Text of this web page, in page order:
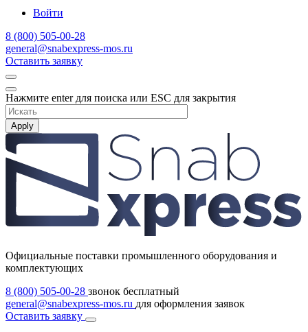
Войти
8 (800) 505-00-28
general@snabexpress-mos.ru
Оставить заявку
Нажмите enter для поиска или ESC для закрытия
Apply
Официальные поставки промышленного оборудования и
комплектующих
8 (800) 505-00-28 звонок бесплатный
general@snabexpress-mos.ru для оформления заявок
Оставить заявку